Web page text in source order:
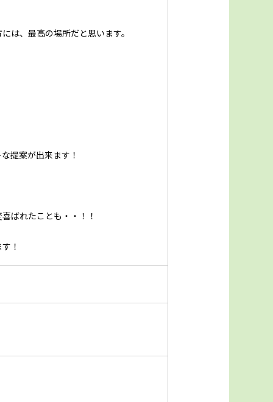
は、最高の場所だと思います。
提案が出来ます！
ばれたことも・・！！
！